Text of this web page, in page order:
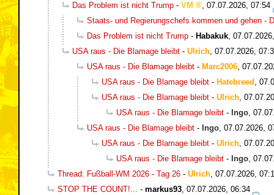
Das Problem ist nicht Trump - VM , 07.07.2026, 07:54
Staats- und Regierungschefs kommen und gehen -
Das Problem ist nicht Trump - Habakuk,
USA raus - Die Blamage bleibt - Ulrich, 07.07.2026,
USA raus - Die Blamage bleibt - Marc2006,
USA raus - Die Blamage bleibt - Hatebreed ,
USA raus - Die Blamage bleibt - Ulrich,
USA raus - Die Blamage bleibt - Ingo,
USA raus - Die Blamage bleibt - Ingo, 07.07.2026,
USA raus - Die Blamage bleibt - Ulrich,
USA raus - Die Blamage bleibt - Ingo,
Thread: Fußball-WM 2026 - Tag 26 - Ulrich, 07.07.2026,
STOP THE COUNT!... - markus93, 07.07.2026, 06:34